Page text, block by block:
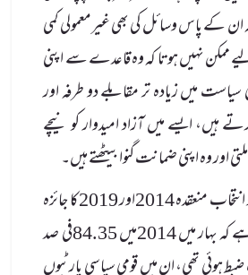
کے پاس وسائل کی بھی غیرمعمولی کمی
ممکن نہیں ہوتا کہ وہ قاعدے سے اپنی
سیاست میں زیادہ تر مقابلے دو طرفہ اور
ہیں، ایسے میں آزاد امیدوار کو نیچے
اور وہ اپنی ضمانت گنوا بیٹھتے ہیں۔
پارلیامنٹ کے دو انتخاب منعقدہ 2014اور 2019کا جائزہ
لینے سے معلوم ہوتا ہے کہ بہار میں 2014میں 84.35فی صد
ہوئی تھی، ان میں قومی سیاسی پارٹیوں